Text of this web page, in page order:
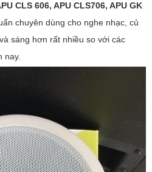
CLS 606, APU CLS706, APU GK
chuyên dùng cho nghe nhạc, củ
sáng hơn rất nhiều so với các
nay.